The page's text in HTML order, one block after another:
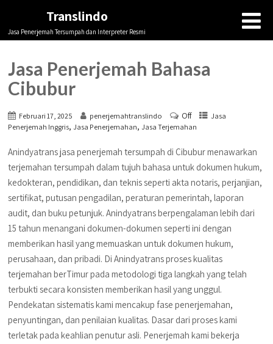
Translindo
Jasa Penerjemah Tersumpah dan Interpreter Resmi
Jasa Penerjemah Bahasa
Cibubur
Februari 17, 2025 penerjemahtranslindo Off
Jasa
Penerjemah Inggris, Jasa Penerjemahan, Jasa Terjemahan
Anindyatrans jasa penerjemah tersumpah di Cibubur menawarkan
terjemahan tersumpah dalam tujuh bahasa untuk dokumen hukum,
kedokteran, pendidikan, dan teknis seperti akta notaris, perjanjian,
sertifikat, putusan pengadilan, peraturan pemerintah, laporan
audit, dan buku petunjuk. Anindyatrans berpengalaman lebih dari
15 tahun menangani dokumen-dokumen seperti ini dengan
memberikan hasil yang memuaskan untuk dokumen hukum,
perusahaan, dan pribadi. Di Anindyatrans proses kualitas
terjemahan berTimur pada metodologi tiga langkah yang telah
terbukti secara konsisten memberikan hasil yang unggul.
Pendekatan sistematis kami mencakup fase penerjemahan,
penyuntingan, dan penilaian kualitas. Dasar dari proses kami
terletak pada keahlian penutur asli. Penerjemah kami bekerja